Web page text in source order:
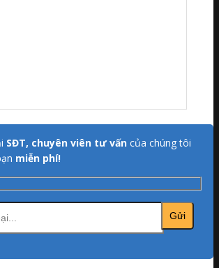
SĐT, chuyên viên tư vấn của chúng tôi
miễn phí!